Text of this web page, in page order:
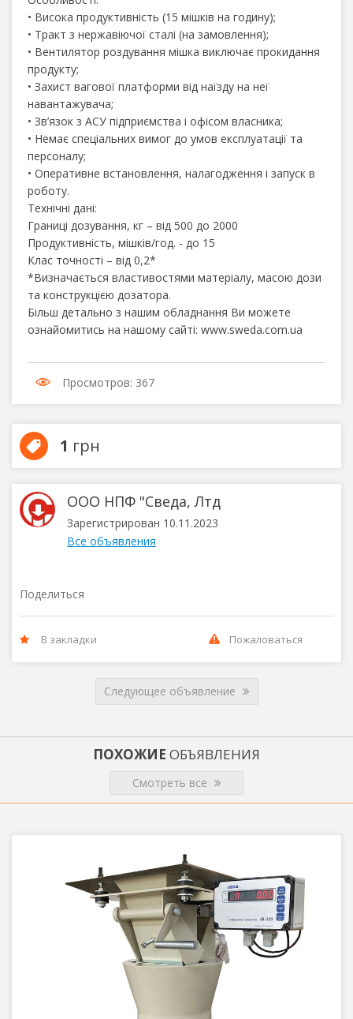
• Висока продуктивність (15 мішків на годину);
• Тракт з нержавіючої сталі (на замовлення);
• Вентилятор роздування мішка виключає прокидання
продукту;
• Захист вагової платформи від наїзду на неї
навантажувача;
• Зв’язок з АСУ підприємства і офісом власника;
• Немає спеціальних вимог до умов експлуатації та
персоналу;
• Оперативне встановлення, налагодження і запуск в
роботу.
Технічні дані:
Границі дозування, кг – від 500 до 2000
Продуктивність, мішків/год. - до 15
Клас точності – від 0,2*
*Визначається властивостями матеріалу, масою дози
та конструкцією дозатора.
Більш детально з нашим обладнання Ви можете
ознайомитись на нашому сайті: www.sweda.com.ua
Просмотров: 367
1 грн
ООО НПФ "Сведа, Лтд
Зарегистрирован 10.11.2023
Все объявления
Поделиться
В закладки Пожаловаться
Следующее объявление
ПОХОЖИЕ ОБЪЯВЛЕНИЯ
Смотреть все